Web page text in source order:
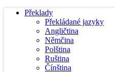
Překlady
Překládané jazyky
Angličtina
Němčina
Polština
Ruština
Čínština